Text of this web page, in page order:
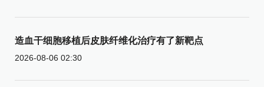
造血干细胞移植后皮肤纤维化治疗有了新靶点
2026-08-06 02:30